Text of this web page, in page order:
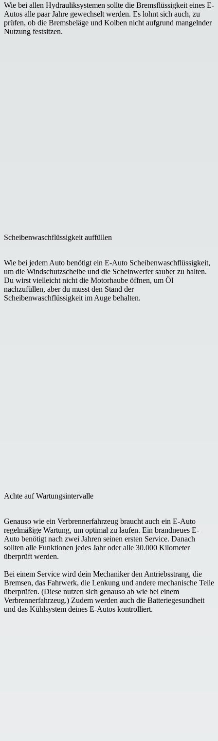
Wie bei allen Hydrauliksystemen sollte die Bremsflüssigkeit eines E-
Autos alle paar Jahre gewechselt werden. Es lohnt sich auch, zu
prüfen, ob die Bremsbeläge und Kolben nicht aufgrund mangelnder
Nutzung festsitzen.
Scheibenwaschflüssigkeit auffüllen
Wie bei jedem Auto benötigt ein E-Auto Scheibenwaschflüssigkeit,
um die Windschutzscheibe und die Scheinwerfer sauber zu halten.
Du wirst vielleicht nicht die Motorhaube öffnen, um Öl
nachzufüllen, aber du musst den Stand der
Scheibenwaschflüssigkeit im Auge behalten.
Achte auf Wartungsintervalle
Genauso wie ein Verbrennerfahrzeug braucht auch ein E-Auto
regelmäßige Wartung, um optimal zu laufen. Ein brandneues E-
Auto benötigt nach zwei Jahren seinen ersten Service. Danach
sollten alle Funktionen jedes Jahr oder alle 30.000 Kilometer
überprüft werden.
Bei einem Service wird dein Mechaniker den Antriebsstrang, die
Bremsen, das Fahrwerk, die Lenkung und andere mechanische Teile
überprüfen. (Diese nutzen sich genauso ab wie bei einem
Verbrennerfahrzeug.) Zudem werden auch die Batteriegesundheit
und das Kühlsystem deines E-Autos kontrolliert.